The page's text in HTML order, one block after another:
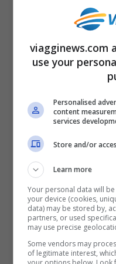
Proprio per
al lavoro per
Green passnegli
emergenza il
Alcune
Va detto
Italia dai Paesi
Argentina,
Colombia,
Zelanda, Regno
viagginews.com
use your
Personalised
content
services
Store and/or
Learn more
Your personal data will
your device (cookies,
data) may be stored by,
partners, or used
may use precise
Some vendors may
of legitimate interest,